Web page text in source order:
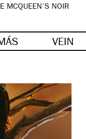
MCQUEEN’S NOIR
VEIN